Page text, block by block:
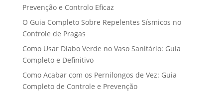
Prevenção e Controlo Eficaz
O Guia Completo Sobre Repelentes Sísmicos no
Controle de Pragas
Como Usar Diabo Verde no Vaso Sanitário: Guia
Completo e Definitivo
Como Acabar com os Pernilongos de Vez: Guia
Completo de Controle e Prevenção